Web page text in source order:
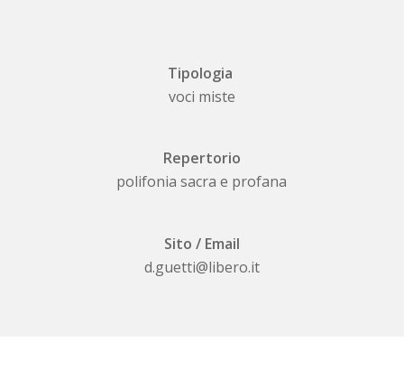
Tipologia
voci miste
Repertorio
polifonia sacra e profana
Sito / Email
d.guetti@libero.it